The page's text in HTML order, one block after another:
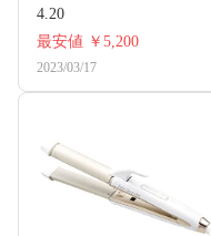
4.20
最安値 ￥5,200
2023/03/17